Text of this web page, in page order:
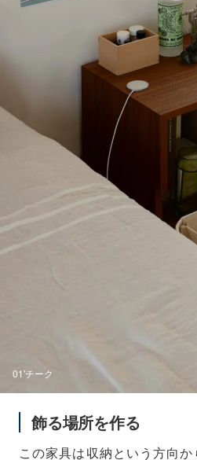
01'チーク
飾る場所を作る
この家具は収納という方向